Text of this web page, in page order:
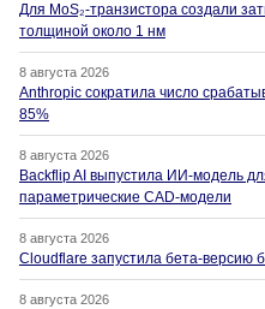
Для MoS₂-транзистора создали
толщиной около 1 нм
8 августа 2026
Anthropic сократила число
85%
8 августа 2026
Backflip AI выпустила ИИ-модель
параметрические CAD-модели
8 августа 2026
Cloudflare запустила бета-версию
8 августа 2026